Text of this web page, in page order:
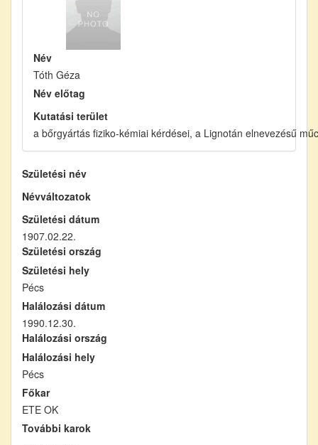
Név
Tóth Géza
Név előtag
Kutatási terület
a bőrgyártás fiziko-kémiai kérdései, a Lignotán elnevezésű
Születési név
Névváltozatok
Születési dátum
1907.02.22.
Születési ország
Születési hely
Pécs
Halálozási dátum
1990.12.30.
Halálozási ország
Halálozási hely
Pécs
Főkar
ETE OK
További karok